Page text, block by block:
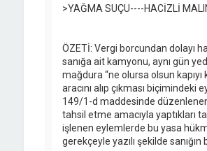
>YAĞMA SUÇU----HACİZLİ
ÖZETİ: Vergi borcundan dolayı
sanığa ait kamyonu, aynı gün
mağdura “ne olursa olsun kapıyı
aracını alıp çıkması
149/1-d maddesinde
tahsil etme amacıyla yaptıkları
işlenen eylemlerde bu yasa
gerekçeyle yazılı şekilde